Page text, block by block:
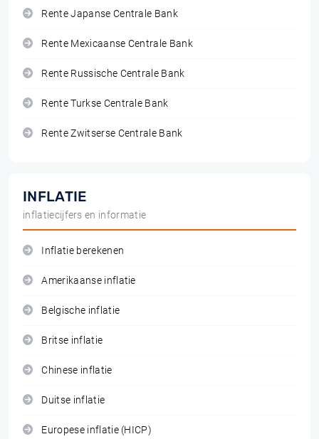
Rente Japanse Centrale Bank
Rente Mexicaanse Centrale Bank
Rente Russische Centrale Bank
Rente Turkse Centrale Bank
Rente Zwitserse Centrale Bank
INFLATIE
inflatiecijfers en informatie
Inflatie berekenen
Amerikaanse inflatie
Belgische inflatie
Britse inflatie
Chinese inflatie
Duitse inflatie
Europese inflatie (HICP)